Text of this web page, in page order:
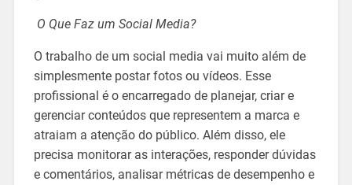
O Que Faz um Social Media?
O trabalho de um social media vai muito além de
simplesmente postar fotos ou vídeos. Esse
profissional é o encarregado de planejar, criar e
gerenciar conteúdos que representem a marca e
atraiam a atenção do público. Além disso, ele
precisa monitorar as interações, responder dúvidas
e comentários, analisar métricas de desempenho e